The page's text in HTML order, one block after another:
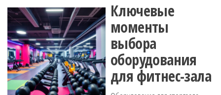
Ключевые
моменты
выбора
оборудования
для фитнес-зала